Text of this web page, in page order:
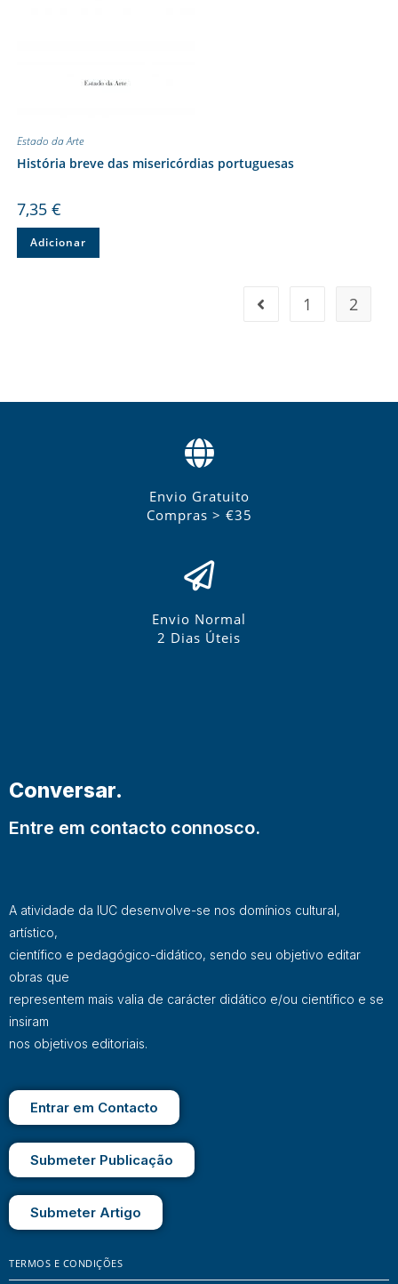
Estado da Arte
História breve das misericórdias portuguesas
7,35 €
Adicionar
1 2
Envio Gratuito
Compras > €35
Envio Normal
2 Dias Úteis
Conversar.
Entre em contacto connosco.
A atividade da IUC desenvolve-se nos domínios cultural,
artístico,
científico e pedagógico-didático, sendo seu objetivo editar
obras que
representem mais valia de carácter didático e/ou científico e se
insiram
nos objetivos editoriais.
Entrar em Contacto
Submeter Publicação
Submeter Artigo
TERMOS E CONDIÇÕES